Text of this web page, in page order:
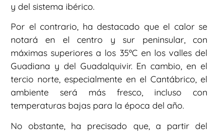
y del sistema ibérico.
Por el contrario, ha destacado que el calor se
notará en el centro y sur peninsular, con
máximas superiores a los 35ºC en los valles del
Guadiana y del Guadalquivir. En cambio, en el
tercio norte, especialmente en el Cantábrico, el
ambiente será más fresco, incluso con
temperaturas bajas para la época del año.
No obstante, ha precisado que, a partir del